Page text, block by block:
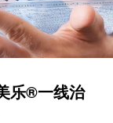
乐®一线治